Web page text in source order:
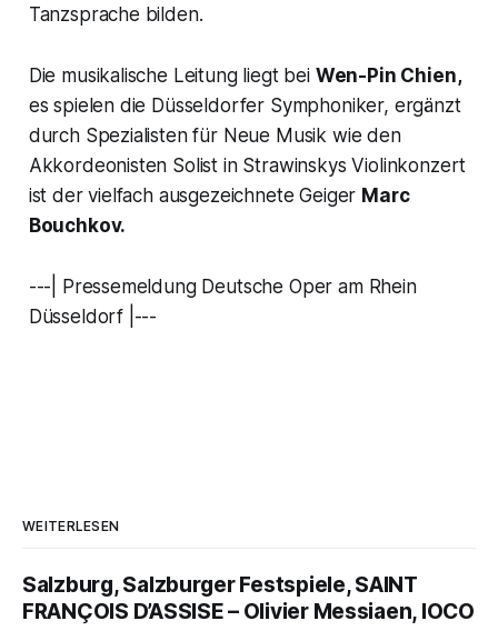
Tanzsprache bilden.
Die musikalische Leitung liegt bei Wen-Pin Chien,
es spielen die Düsseldorfer Symphoniker, ergänzt
durch Spezialisten für Neue Musik wie den
Akkordeonisten Solist in Strawinskys Violinkonzert
ist der vielfach ausgezeichnete Geiger Marc
Bouchkov.
---| Pressemeldung Deutsche Oper am Rhein
Düsseldorf |---
WEITERLESEN
Salzburg, Salzburger Festspiele, SAINT
FRANÇOIS D’ASSISE – Olivier Messiaen, IOCO